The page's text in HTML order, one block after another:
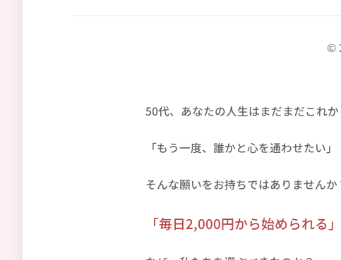
©
50代、あなたの人生はまだまだこれか
「もう一度、誰かと心を通わせたい
そんな願いをお持ちではありませんか
「毎日2,000円から始められる」